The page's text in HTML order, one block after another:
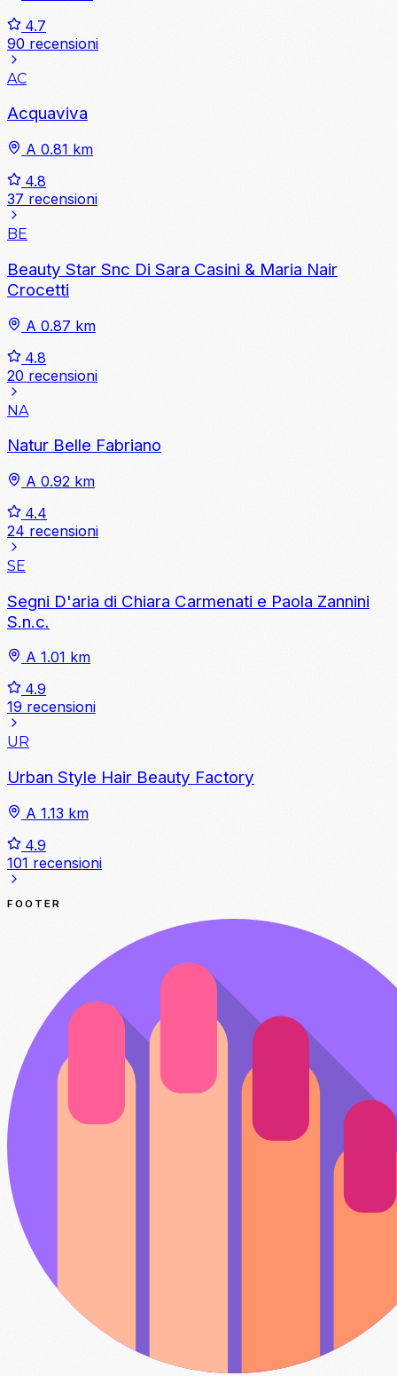
4.7
90 recensioni
AC
Acquaviva
A 0.81 km
4.8
37 recensioni
BE
Beauty Star Snc Di Sara Casini & Maria Nair
Crocetti
A 0.87 km
4.8
20 recensioni
NA
Natur Belle Fabriano
A 0.92 km
4.4
24 recensioni
SE
Segni D'aria di Chiara Carmenati e Paola Zannini
S.n.c.
A 1.01 km
4.9
19 recensioni
UR
Urban Style Hair Beauty Factory
A 1.13 km
4.9
101 recensioni
FOOTER